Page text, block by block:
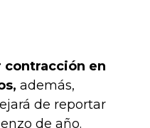
contracción en
además,
de reportar
de año.